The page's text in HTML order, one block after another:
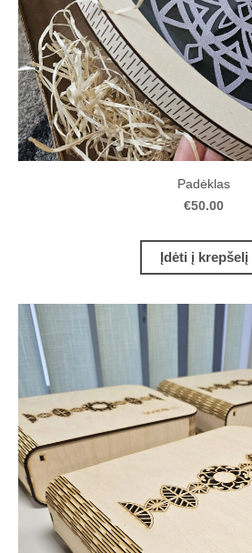
Padėklas
€50.00
Įdėti į krepšelį